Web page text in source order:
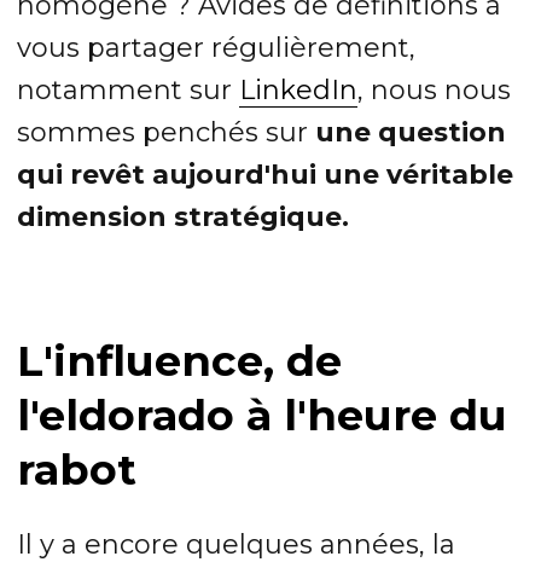
vous partager régulièrement,
notamment sur LinkedIn, nous nous
sommes penchés sur une question
qui revêt aujourd'hui une véritable
dimension stratégique.
L'influence, de
l'eldorado à l'heure du
rabot
Il y a encore quelques années, la